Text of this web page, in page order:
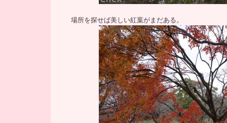
場所を探せば美しい紅葉がまだある。